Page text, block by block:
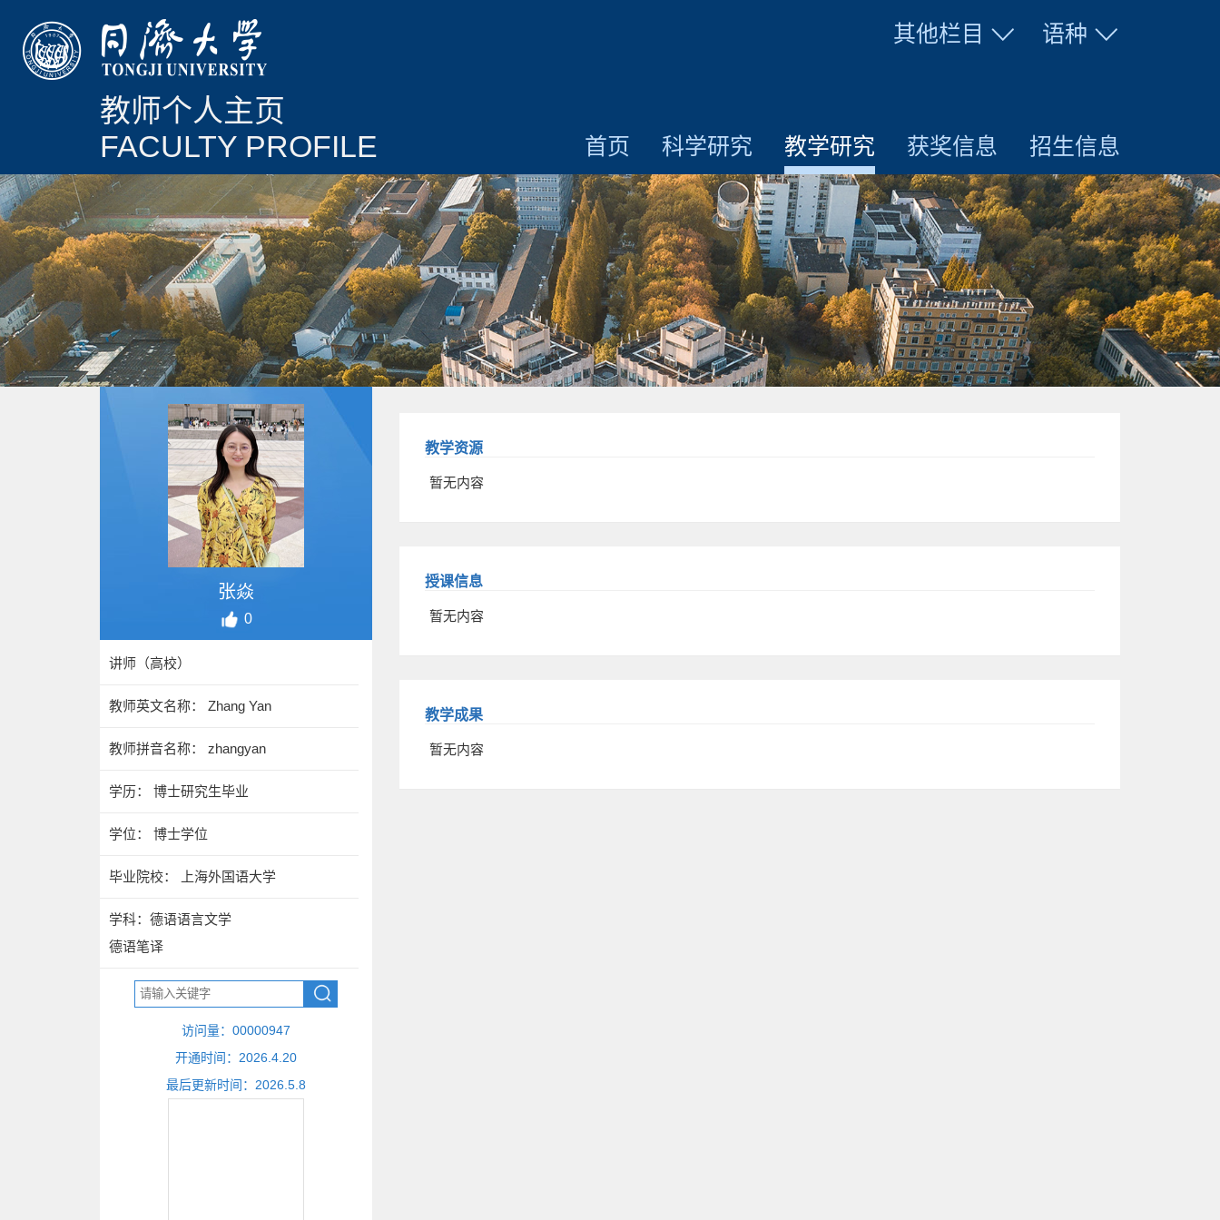
其他栏目 语种
教师个人主页
FACULTY PROFILE
首页 科学研究 教学研究 获奖信息 招生信息
张焱
0
讲师（高校）
教师英文名称： Zhang Yan
教师拼音名称： zhangyan
学历： 博士研究生毕业
学位： 博士学位
毕业院校： 上海外国语大学
学科：德语语言文学
德语笔译
访问量： 00000947
开通时间： 2026 4 20
最后更新时间： 2026 5 8
教学资源
暂无内容
授课信息
暂无内容
教学成果
暂无内容